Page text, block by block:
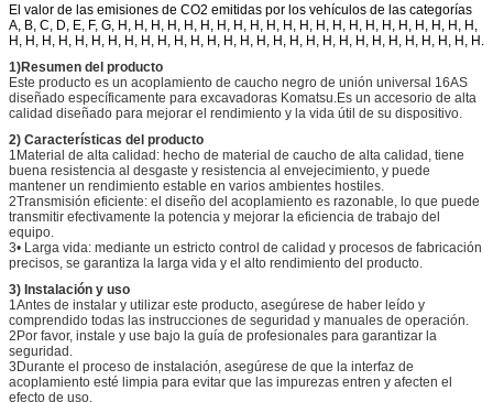
El valor de las emisiones de CO2 emitidas por los vehículos de las categorías
A, B, C, D, E, F, G, H, H, H, H, H, H, H, H, H, H, H, H, H, H, H, H, H, H, H, H, H, H,
H, H, H, H, H, H, H, H, H, H, H, H, H, H, H, H, H, H, H, H, H, H, H, H, H, H, H, H, H.
1)Resumen del producto
Este producto es un acoplamiento de caucho negro de unión universal 16AS
diseñado específicamente para excavadoras Komatsu.Es un accesorio de alta
calidad diseñado para mejorar el rendimiento y la vida útil de su dispositivo.
2) Características del producto
1Material de alta calidad: hecho de material de caucho de alta calidad, tiene
buena resistencia al desgaste y resistencia al envejecimiento, y puede
mantener un rendimiento estable en varios ambientes hostiles.
2Transmisión eficiente: el diseño del acoplamiento es razonable, lo que puede
transmitir efectivamente la potencia y mejorar la eficiencia de trabajo del
equipo.
3• Larga vida: mediante un estricto control de calidad y procesos de fabricación
precisos, se garantiza la larga vida y el alto rendimiento del producto.
3) Instalación y uso
1Antes de instalar y utilizar este producto, asegúrese de haber leído y
comprendido todas las instrucciones de seguridad y manuales de operación.
2Por favor, instale y use bajo la guía de profesionales para garantizar la
seguridad.
3Durante el proceso de instalación, asegúrese de que la interfaz de
acoplamiento esté limpia para evitar que las impurezas entren y afecten el
efecto de uso.